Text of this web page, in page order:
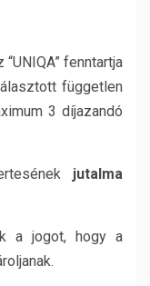
fenntartja
független
3 díjazandó
jutalma
a jogot, hogy a